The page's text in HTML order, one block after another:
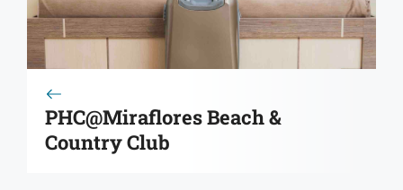
PHC@Miraflores Beach &
Country Club